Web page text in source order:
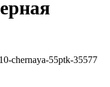
chernaya-55ptk-35577